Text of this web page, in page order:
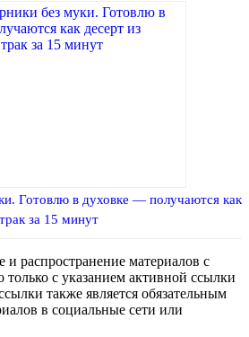
Готовлю в духовке — получаются как
за 15 минут
распространение материалов с
только с указанием активной ссылки
также является обязательным
в социальные сети или